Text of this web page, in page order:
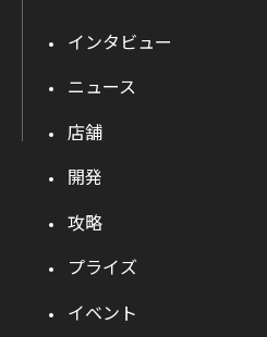
インタビュー
ニュース
店舗
開発
攻略
プライズ
イベント